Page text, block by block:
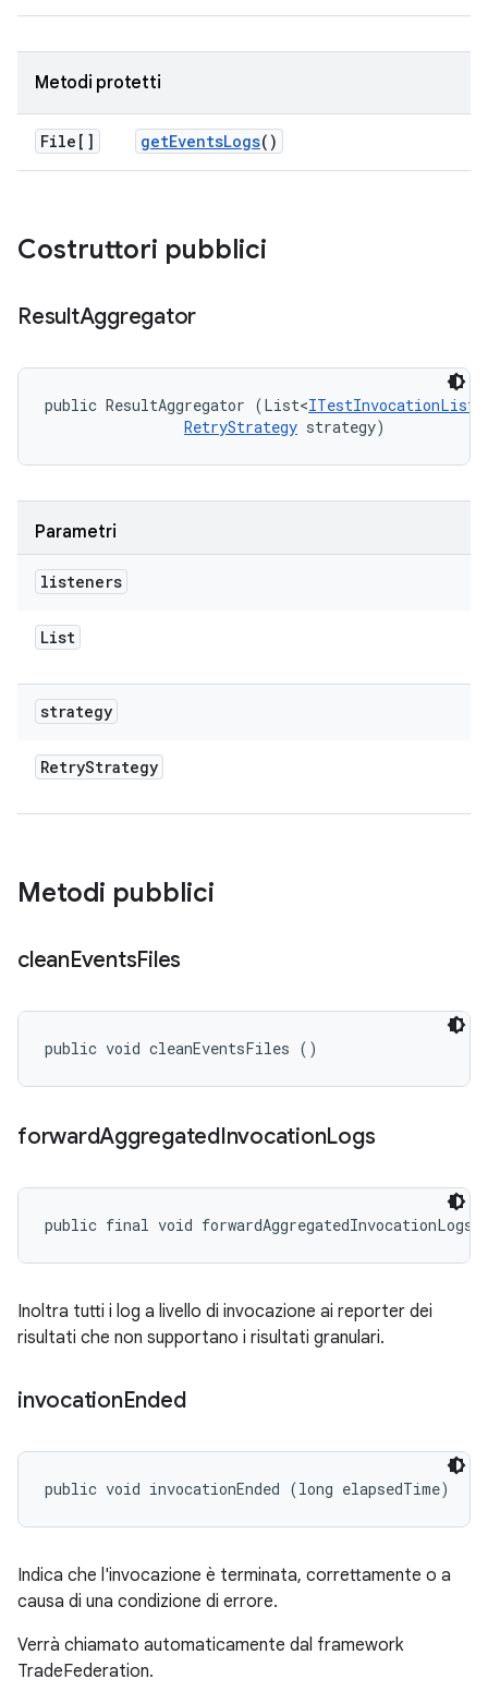
Metodi protetti
File[] getEventsLogs()
Costruttori pubblici
ResultAggregator
public ResultAggregator (List<
RetryStrategy strategy)
Parametri
listeners
List
strategy
RetryStrategy
Metodi pubblici
cleanEventsFiles
public void cleanEventsFiles ()
forwardAggregatedInvocationLogs
public final void forwardAggregatedInvocationLogs
Inoltra tutti i log a livello di invocazione ai reporter dei
risultati che non supportano i risultati granulari.
invocationEnded
public void invocationEnded (long elapsedTime)
Indica che l'invocazione è terminata, correttamente o a
causa di una condizione di errore.
Verrà chiamato automaticamente dal framework
TradeFederation.